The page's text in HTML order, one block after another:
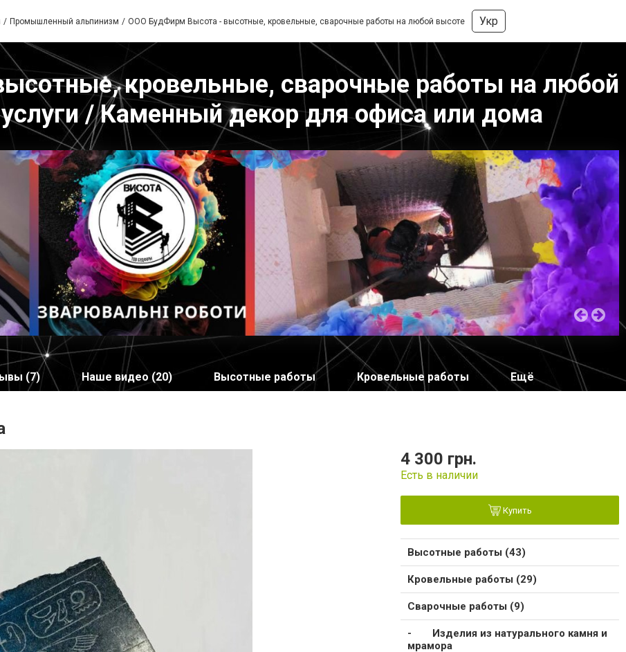
Промышленный альпинизм ООО БудФирм Высота - высотные, кровельные, сварочные работы на любой высоте Укр
кровельные, сварочные работы на любой
/ Каменный декор для офиса или дома
(7) Наше видео (20) Высотные работы Кровельные работы Ещё
4 300 грн.
Есть в наличии
Купить
Высотные работы (43)
Кровельные работы (29)
Сварочные работы (9)
Изделия из натурального камня и
мрамора